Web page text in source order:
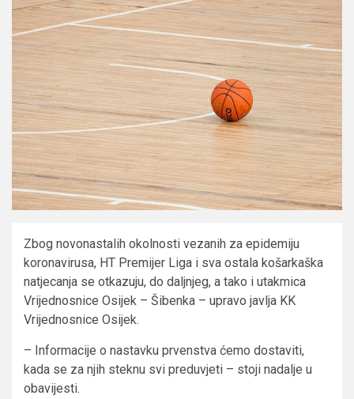
Zbog novonastalih okolnosti vezanih za epidemiju
koronavirusa, HT Premijer Liga i sva ostala košarkaška
natjecanja se otkazuju, do daljnjeg, a tako i utakmica
Vrijednosnice Osijek – Šibenka – upravo javlja KK
Vrijednosnice Osijek.
– Informacije o nastavku prvenstva ćemo dostaviti,
kada se za njih steknu svi preduvjeti – stoji nadalje u
obavijesti.